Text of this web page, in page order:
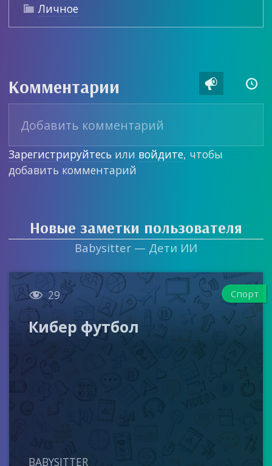
 Личное
Комментарии  
Зарегистрируйтесь или войдите, чтобы
добавить комментарий
Новые заметки пользователя
Babysitter — Дети ИИ
 29 Спорт
Кибер футбол
BABYSITTER